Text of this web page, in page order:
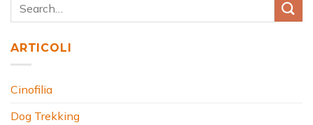
ARTICOLI
Cinofilia
Dog Trekking